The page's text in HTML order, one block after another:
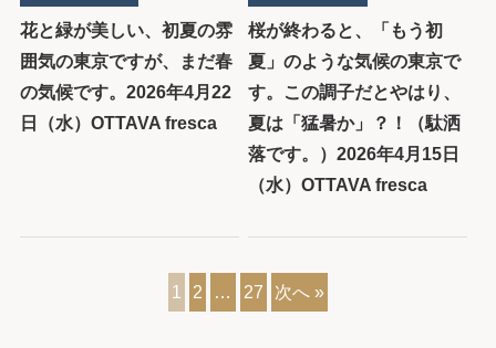
花と緑が美しい、初夏の雰
囲気の東京ですが、まだ春
の気候です。2026年4月22
日（水）OTTAVA fresca
桜が終わると、「もう初
夏」のような気候の東京で
す。この調子だとやはり、
夏は「猛暑か」？！（駄洒
落です。）2026年4月15日
（水）OTTAVA fresca
1 2 … 27 次へ »